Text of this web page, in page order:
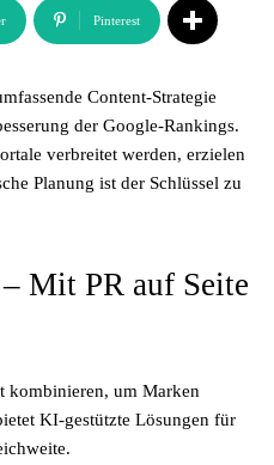
Pinterest
Content-Strategie
der Google-Rankings.
verbreitet werden, erzielen
Planung ist der Schlüssel zu
Mit PR auf Seite
kombinieren, um Marken
KI-gestützte Lösungen für